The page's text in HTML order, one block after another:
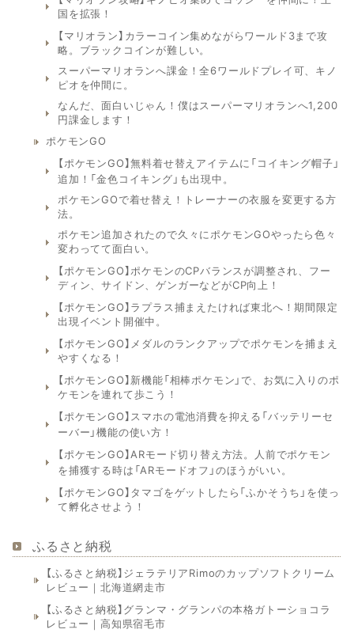
国を拡張！
【マリオラン】カラーコイン集めながらワールド3まで攻
略。ブラックコインが難しい。
スーパーマリオランへ課金！全6ワールドプレイ可、キノ
ピオを仲間に。
なんだ、面白いじゃん！僕はスーパーマリオランへ1,200
円課金します！
ポケモンGO
【ポケモンGO】無料着せ替えアイテムに「コイキング帽子」
追加！「金色コイキング」も出現中。
ポケモンGOで着せ替え！トレーナーの衣服を変更する方
法。
ポケモン追加されたので久々にポケモンGOやったら色々
変わってて面白い。
【ポケモンGO】ポケモンのCPバランスが調整され、フー
ディン、サイドン、ゲンガーなどがCP向上！
【ポケモンGO】ラプラス捕まえたければ東北へ！期間限定
出現イベント開催中。
【ポケモンGO】メダルのランクアップでポケモンを捕まえ
やすくなる！
【ポケモンGO】新機能「相棒ポケモン」で、お気に入りのポ
ケモンを連れて歩こう！
【ポケモンGO】スマホの電池消費を抑える「バッテリーセ
ーバー」機能の使い方！
【ポケモンGO】ARモード切り替え方法。人前でポケモン
を捕獲する時は「ARモードオフ」のほうがいい。
【ポケモンGO】タマゴをゲットしたら「ふかそうち」を使っ
て孵化させよう！
ふるさと納税
【ふるさと納税】ジェラテリアRimoのカップソフトクリーム
レビュー｜北海道網走市
【ふるさと納税】グランマ・グランパの本格ガトーショコラ
レビュー｜高知県宿毛市